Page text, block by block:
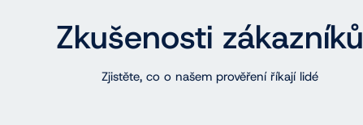
Zkušenosti zákazníků
Zjistěte, co o našem prověření říkají lidé